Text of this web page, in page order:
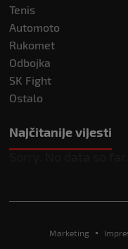
Tenis
Automoto
Rukomet
Odbojka
SK Fight
Ostalo
Najčitanije vijesti
Marketing